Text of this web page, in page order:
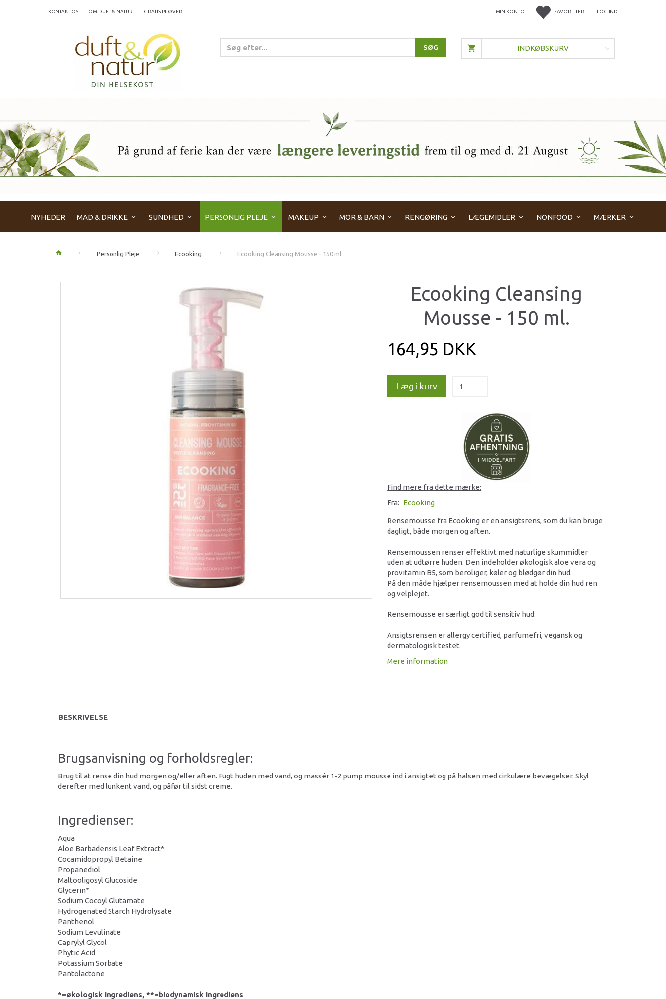
FAVORITTER LOG IND
MIN KONTO
KONTAKT OS OM DUFT & NATUR. GRATIS PRØVER
SØG INDKØBSKURV
NYHEDER MAD & DRIKKE SUNDHED PERSONLIG PLEJE MAKEUP MOR & BARN RENGØRING LÆGEMIDLER NONFOOD MÆRKER
Personlig Pleje Ecooking Ecooking Cleansing Mousse - 150 ml.
Ecooking Cleansing
Mousse - 150 ml.
164,95 DKK
Læg i kurv
Find mere fra dette mærke:
Fra: Ecooking
Rensemousse fra Ecooking er en ansigtsrens, som du kan bruge
dagligt, både morgen og aften.
Rensemoussen renser effektivt med naturlige skummidler
uden at udtørre huden. Den indeholder økologisk aloe vera og
provitamin B5, som beroliger, køler og blødgør din hud.
På den måde hjælper rensemoussen med at holde din hud ren
og velplejet.
Rensemousse er særligt god til sensitiv hud.
Ansigtsrensen er allergy certified, parfumefri, vegansk og
dermatologisk testet.
Mere information
BESKRIVELSE
Brugsanvisning og forholdsregler:
Brug til at rense din hud morgen og/eller aften. Fugt huden med vand, og massér 1-2 pump mousse ind i ansigtet og på halsen med cirkulære bevægelser. Skyl
derefter med lunkent vand, og påfør til sidst creme.
Ingredienser:
Aqua
Aloe Barbadensis Leaf Extract*
Cocamidopropyl Betaine
Propanediol
Maltooligosyl Glucoside
Glycerin*
Sodium Cocoyl Glutamate
Hydrogenated Starch Hydrolysate
Panthenol
Sodium Levulinate
Caprylyl Glycol
Phytic Acid
Potassium Sorbate
Pantolactone
*=økologisk ingrediens, **=biodynamisk ingrediens